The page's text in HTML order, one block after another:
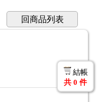
回商品列表
結帳
共 0 件